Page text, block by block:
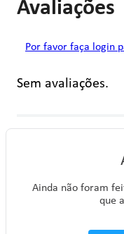
Avaliações
Por favor faça login
Sem avaliações.
Ainda não foram
que